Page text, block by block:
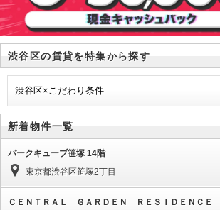
渋谷区の賃貸を特集から探す
渋谷区×こだわり条件
新着物件一覧
パークキューブ笹塚 14階
東京都渋谷区笹塚2丁目
ＣＥＮＴＲＡＬ ＧＡＲＤＥＮ ＲＥＳＩＤＥＮＣＥ